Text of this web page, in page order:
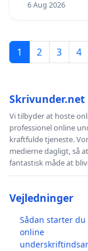
6 Aug 2026
1 2 3 4
Skrivunder.net
Vi tilbyder at hoste
professionel online
kraftfulde tjeneste.
medierne dagligt, så
fantastisk måde at
Vejledninger
Sådan starter du
online